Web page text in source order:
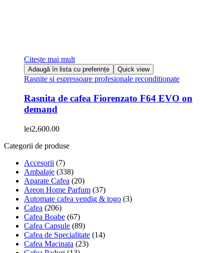
Citește mai mult
Adaugă în lista cu preferințe Quick view
Rasnite si espressoare profesionale reconditionate
Rasnita de cafea Fiorenzato F64 EVO on
demand
lei2,600.00
Categorii de produse
Accesorii (7)
Ambalaje (338)
Aparate Cafea (20)
Areon Home Parfum (37)
Automate cafea vendig & togo (3)
Cafea (206)
Cafea Boabe (67)
Cafea Capsule (89)
Cafea de Specialitate (14)
Cafea Macinata (23)